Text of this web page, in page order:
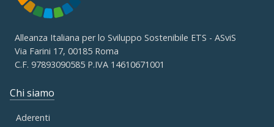
Alleanza Italiana per lo Sviluppo Sostenibile ETS - ASviS
Via Farini 17, 00185 Roma
C.F. 97893090585 P.IVA 14610671001
Chi siamo
Aderenti